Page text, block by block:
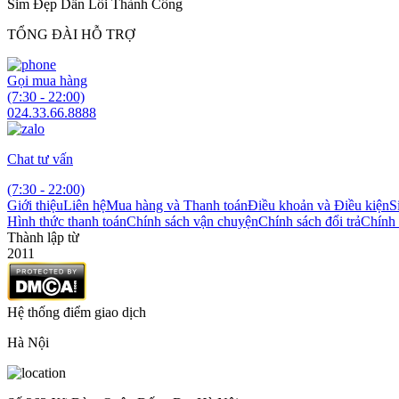
Sim Đẹp Dẫn Lối Thành Công
TỔNG ĐÀI HỖ TRỢ
Gọi mua hàng
(7:30 - 22:00)
024.33.66.8888
Chat tư vấn
(7:30 - 22:00)
Giới thiệuLiên hệMua hàng và Thanh toánĐiều khoản và Điều kiện
Hình thức thanh toánChính sách vận chuyệnChính sách đổi trảChính
Thành lập từ
2011
Hệ thống điểm giao dịch
Hà Nội